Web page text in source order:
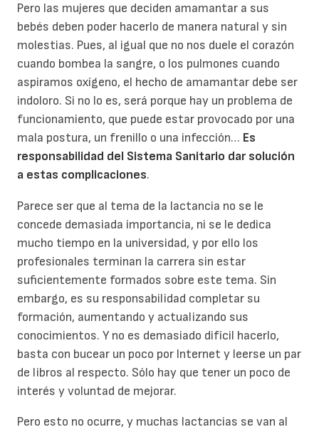
Pero las mujeres que deciden amamantar a sus
bebés deben poder hacerlo de manera natural y sin
molestias. Pues, al igual que no nos duele el corazón
cuando bombea la sangre, o los pulmones cuando
aspiramos oxígeno, el hecho de amamantar debe ser
indoloro. Si no lo es, será porque hay un problema de
funcionamiento, que puede estar provocado por una
mala postura, un frenillo o una infección… Es
responsabilidad del Sistema Sanitario dar solución
a estas complicaciones.
Parece ser que al tema de la lactancia no se le
concede demasiada importancia, ni se le dedica
mucho tiempo en la universidad, y por ello los
profesionales terminan la carrera sin estar
suficientemente formados sobre este tema. Sin
embargo, es su responsabilidad completar su
formación, aumentando y actualizando sus
conocimientos. Y no es demasiado difícil hacerlo,
basta con bucear un poco por Internet y leerse un par
de libros al respecto. Sólo hay que tener un poco de
interés y voluntad de mejorar.
Pero esto no ocurre, y muchas lactancias se van al